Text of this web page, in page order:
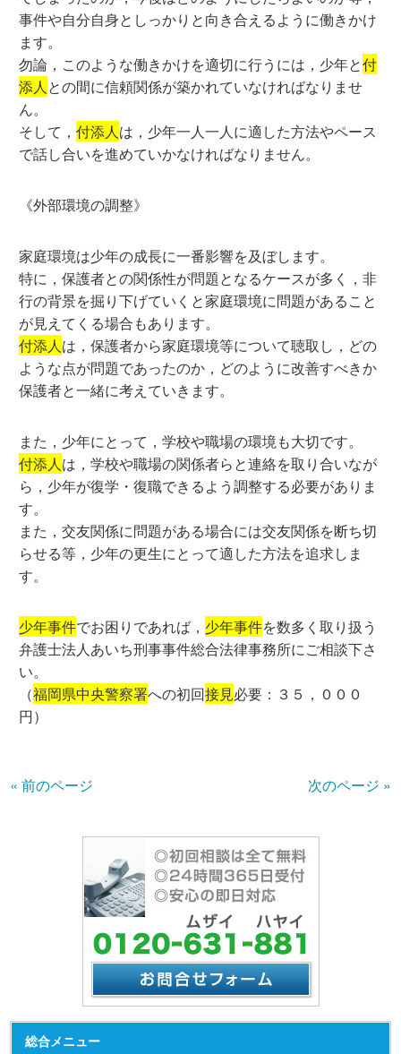
事件や自分自身としっかりと向き合えるように働きかけ
ます。
勿論，このような働きかけを適切に行うには，少年と付
添人との間に信頼関係が築かれていなければなりませ
ん。
そして，付添人は，少年一人一人に適した方法やペース
で話し合いを進めていかなければなりません。
《外部環境の調整》
家庭環境は少年の成長に一番影響を及ぼします。
特に，保護者との関係性が問題となるケースが多く，非
行の背景を掘り下げていくと家庭環境に問題があること
が見えてくる場合もあります。
付添人は，保護者から家庭環境等について聴取し，どの
ような点が問題であったのか，どのように改善すべきか
保護者と一緒に考えていきます。
また，少年にとって，学校や職場の環境も大切です。
付添人は，学校や職場の関係者らと連絡を取り合いなが
ら，少年が復学・復職できるよう調整する必要がありま
す。
また，交友関係に問題がある場合には交友関係を断ち切
らせる等，少年の更生にとって適した方法を追求しま
す。
少年事件でお困りであれば， 少年事件を数多く取り扱う
弁護士法人あいち刑事事件総合法律事務所にご相談下さ
い。
（福岡県中央警察署への初回接見必要：３５，０００
円）
« 前のページ 次のページ »
総合メニュー